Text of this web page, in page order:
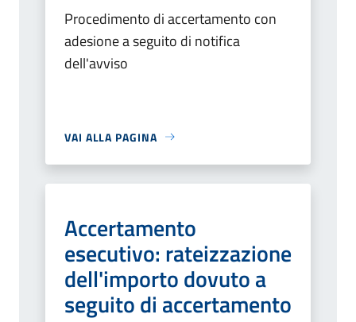
Procedimento di accertamento con
adesione a seguito di notifica
dell'avviso
VAI ALLA PAGINA
Accertamento
esecutivo: rateizzazione
dell'importo dovuto a
seguito di accertamento